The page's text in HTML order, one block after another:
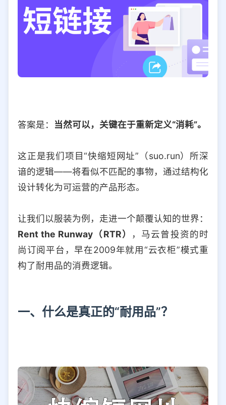
答案是： 当然可以，关键在于重新定义“消耗”。
这正是我们项目“快缩短网址”（suo.run）所深
谙的逻辑——将看似不匹配的事物，通过结构化
设计转化为可运营的产品形态。
让我们以服装为例，走进一个颠覆认知的世界：
Rent the Runway（RTR）
，马云曾投资的时
尚订阅平台，早在2009年就用“云衣柜”模式重
构了耐用品的消费逻辑。
一、什么是真正的“耐用品”？